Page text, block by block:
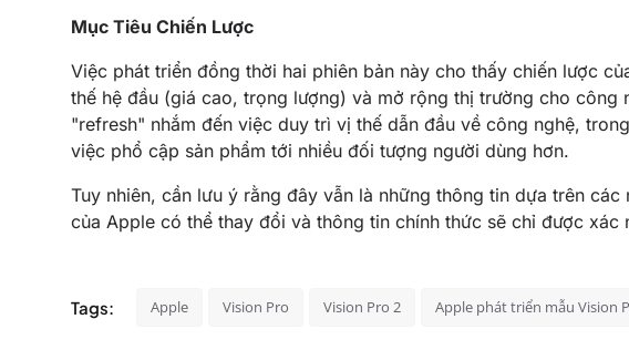
Mục Tiêu Chiến Lược
Việc phát triển đồng thời hai phiên bản này cho thấy chiến lược
thế hệ đầu (giá cao, trọng lượng) và mở rộng thị trường cho công
"refresh" nhắm đến việc duy trì vị thế dẫn đầu về công nghệ,
việc phổ cập sản phẩm tới nhiều đối tượng người dùng hơn.
Tuy nhiên, cần lưu ý rằng đây vẫn là những thông tin dựa trên
của Apple có thể thay đổi và thông tin chính thức sẽ chỉ được xác
Tags: Apple Vision Pro Vision Pro 2 Apple phát triển mẫu Vision